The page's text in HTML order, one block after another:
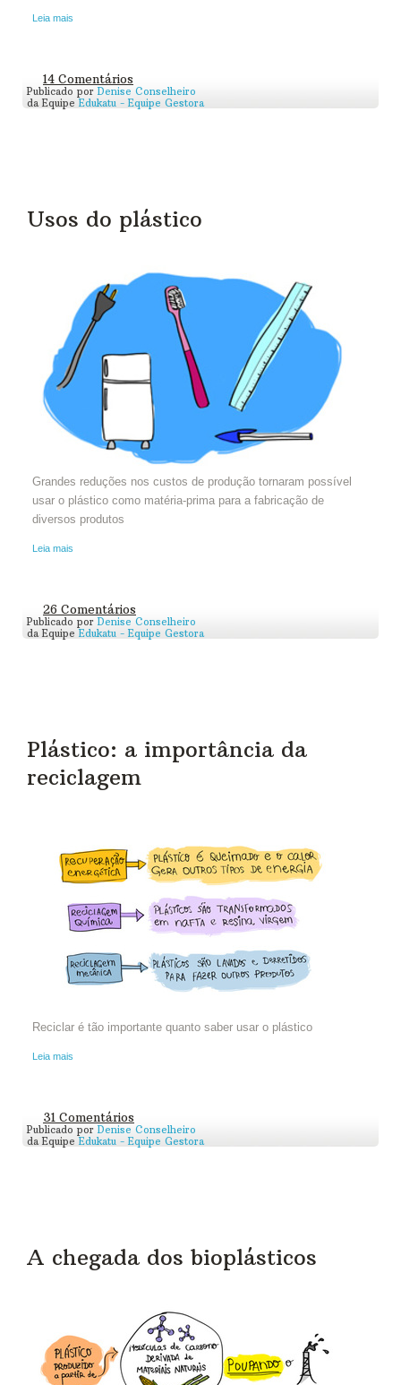
Leia mais
14 Comentários
Publicado por Denise Conselheiro
da Equipe Edukatu - Equipe Gestora
Usos do plástico
Grandes reduções nos custos de produção tornaram possível
usar o plástico como matéria-prima para a fabricação de
diversos produtos
Leia mais
26 Comentários
Publicado por Denise Conselheiro
da Equipe Edukatu - Equipe Gestora
Plástico: a importância da
reciclagem
Reciclar é tão importante quanto saber usar o plástico
Leia mais
31 Comentários
Publicado por Denise Conselheiro
da Equipe Edukatu - Equipe Gestora
A chegada dos bioplásticos